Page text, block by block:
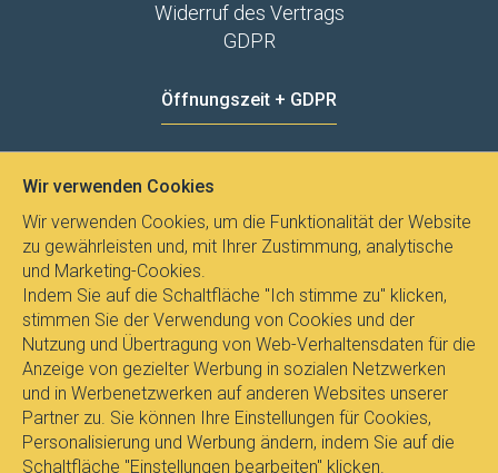
Widerruf des Vertrags
GDPR
Öffnungszeit + GDPR
Wir verwenden Cookies
Wir verwenden Cookies, um die Funktionalität der Website
zu gewährleisten und, mit Ihrer Zustimmung, analytische
und Marketing-Cookies.
Indem Sie auf die Schaltfläche "Ich stimme zu" klicken,
stimmen Sie der Verwendung von Cookies und der
Nutzung und Übertragung von Web-Verhaltensdaten für die
Anzeige von gezielter Werbung in sozialen Netzwerken
und in Werbenetzwerken auf anderen Websites unserer
Partner zu. Sie können Ihre Einstellungen für Cookies,
Personalisierung und Werbung ändern, indem Sie auf die
Schaltfläche "Einstellungen bearbeiten" klicken.